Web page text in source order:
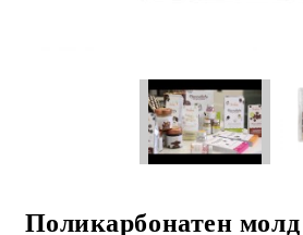
Поликарбонатен